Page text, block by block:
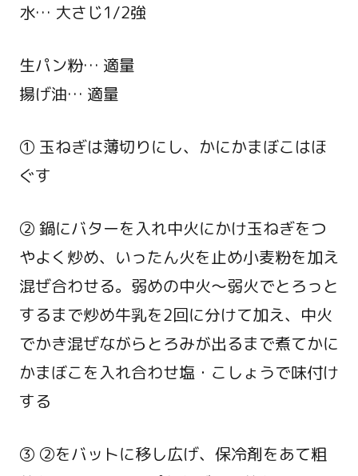
水… 大さじ1/2強
生パン粉… 適量
揚げ油… 適量
① 玉ねぎは薄切りにし、かにかまぼこはほ
ぐす
② 鍋にバターを入れ中火にかけ玉ねぎをつ
やよく炒め、いったん火を止め小麦粉を加え
混ぜ合わせる。弱めの中火～弱火でとろっと
するまで炒め牛乳を2回に分けて加え、中火
でかき混ぜながらとろみが出るまで煮てかに
かまぼこを入れ合わせ塩・こしょうで味付け
する
③ ②をバットに移し広げ、保冷剤をあて粗